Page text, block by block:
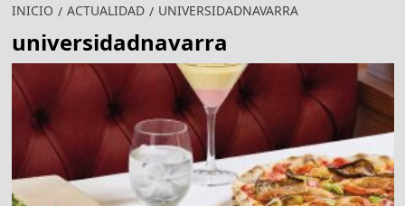
INICIO ACTUALIDAD UNIVERSIDADNAVARRA
universidadnavarra